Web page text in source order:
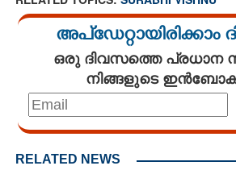
ഒരു ദിവസത്തെ പ്രധാന
നിങ്ങളുടെ
RELATED NEWS